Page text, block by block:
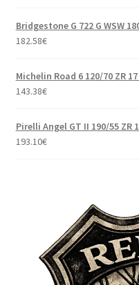
Bridgestone G 722 G WSW
182.58€
Michelin Road 6 120/70 ZR
143.38€
Pirelli Angel GT II 190/55 ZR
193.10€